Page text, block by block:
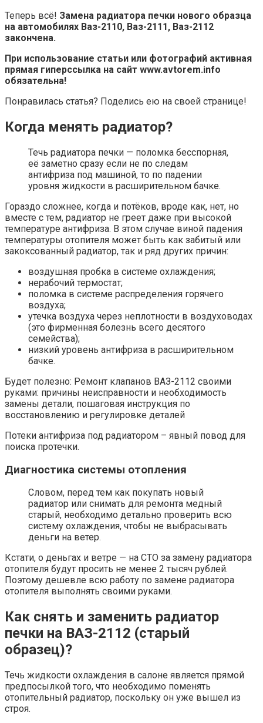
Теперь всё! Замена радиатора печки нового образца
на автомобилях Ваз-2110, Ваз-2111, Ваз-2112
закончена.
При использование статьи или фотографий активная
прямая гиперссылка на сайт www.avtorem.info
обязательна!
Понравилась статья? Поделись ею на своей странице!
Когда менять радиатор?
Течь радиатора печки — поломка бесспорная,
её заметно сразу если не по следам
антифриза под машиной, то по падении
уровня жидкости в расширительном бачке.
Гораздо сложнее, когда и потёков, вроде как, нет, но
вместе с тем, радиатор не греет даже при высокой
температуре антифриза. В этом случае виной падения
температуры отопителя может быть как забитый или
закоксованный радиатор, так и ряд других причин:
воздушная пробка в системе охлаждения;
нерабочий термостат;
поломка в системе распределения горячего
воздуха;
утечка воздуха через неплотности в воздуховодах
(это фирменная болезнь всего десятого
семейства);
низкий уровень антифриза в расширительном
бачке.
Будет полезно: Ремонт клапанов ВАЗ-2112 своими
руками: причины неисправности и необходимость
замены детали, пошаговая инструкция по
восстановлению и регулировке деталей
Потеки антифриза под радиатором – явный повод для
поиска протечки.
Диагностика системы отопления
Словом, перед тем как покупать новый
радиатор или снимать для ремонта медный
старый, необходимо детально проверить всю
систему охлаждения, чтобы не выбрасывать
деньги на ветер.
Кстати, о деньгах и ветре — на СТО за замену радиатора
отопителя будут просить не менее 2 тысяч рублей.
Поэтому дешевле всю работу по замене радиатора
отопителя выполнять своими руками.
Как снять и заменить радиатор
печки на ВАЗ-2112 (старый
образец)?
Течь жидкости охлаждения в салоне является прямой
предпосылкой того, что необходимо поменять
отопительный радиатор, поскольку он уже вышел из
строя.